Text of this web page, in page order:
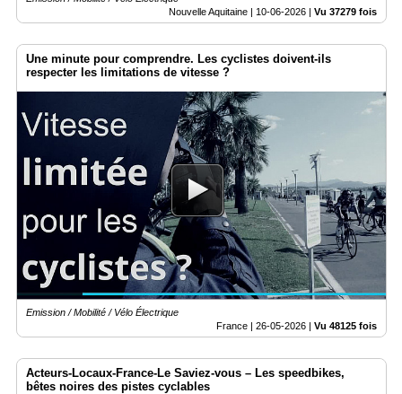
Nouvelle Aquitaine | 10-06-2026 Vu 37279 fois
Une minute pour comprendre. Les cyclistes doivent-ils
respecter les limitations de vitesse ?
Emission / Mobilité / Vélo Électrique
France | 26-05-2026 | Vu 48125 fois
Acteurs-Locaux-France-Le Saviez-vous – Les speedbikes,
bêtes noires des pistes cyclables